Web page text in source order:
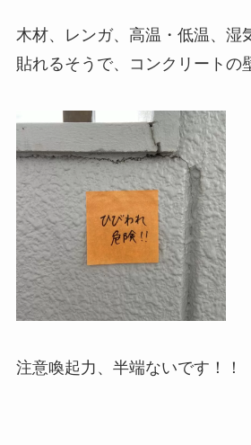
木材、レンガ、高温・低温、湿
貼れるそうで、コンクリートの
注意喚起力、半端ないです！！